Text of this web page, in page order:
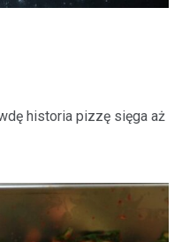
historia pizzę sięga aż